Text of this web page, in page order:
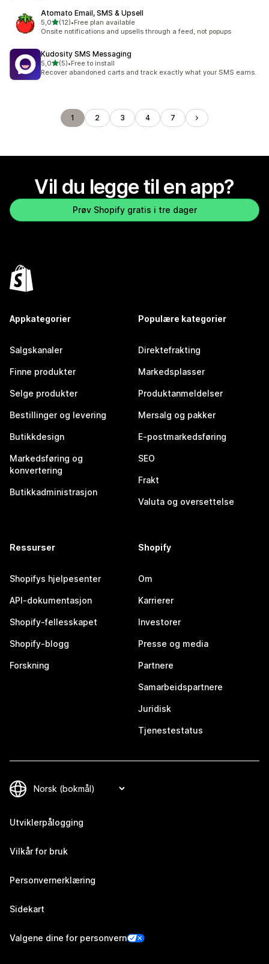
Atomato Email, SMS & Upsell
5,0av 5 stjerner
(12)
Totalt 12 omtaler
•Free plan available
Onsite notifications and upsells through a feed, not popups
Kudosity SMS Messaging
5,0av 5 stjerner
(5)
Totalt 5 omtaler
•Free to install
Recover abandoned carts and track exactly what your SMS earns.
1 2 3 4 7
Vil du legge til en app?
Prøv Shopify gratis i tre dager
Appkategorier
Salgskanaler
Finne produkter
Selge produkter
Bestillinger og levering
Butikkdesign
Markedsføring og
konvertering
Butikkadministrasjon
Populære kategorier
Direktefrakting
Markedsplasser
Produktanmeldelser
Mersalg og pakker
E-postmarkedsføring
SEO
Frakt
Valuta og oversettelse
Ressurser
Shopifys hjelpesenter
API-dokumentasjon
Shopify-fellesskapet
Shopify-blogg
Forskning
Shopify
Om
Karrierer
Investorer
Presse og media
Partnere
Samarbeidspartnere
Juridisk
Tjenestestatus
Utviklerpålogging
Vilkår for bruk
Personvernerklæring
Sidekart
Valgene dine for personvern